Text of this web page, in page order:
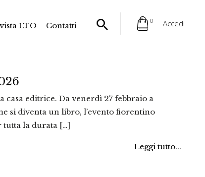
LTO Contatti
0 Accedi
editrice. Da venerdì 27 febbraio a
si diventa un libro, l’evento fiorentino
tutta la durata […]
Leggi tutto...